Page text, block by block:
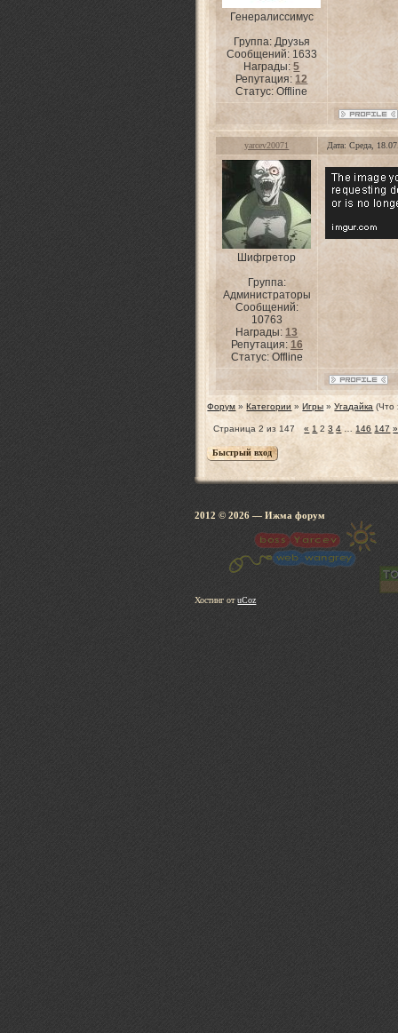
Генералиссимус
Группа: Друзья
Сообщений: 1633
Награды:5
Репутация:12
Статус:Offline
yarcev20071 Дата: Среда,
Шифгретор
Группа:
Администраторы
Сообщений:
10763
Награды:13
Репутация: 16
Статус: Offline
Форум » Категории » Игры » Угадайка (Что
Страница2 из 147 « 1 2 3 4 146 147 »
2012 © 2026 — Ижма
Хостинг отuCoz